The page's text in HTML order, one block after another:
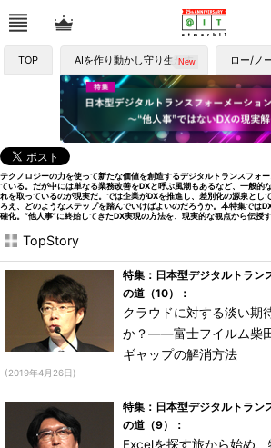
TOP AIを作り動かし守り生かす ロー/ノ
テクノロジーの力を使って新たな価値を創造するデジタルトランスフォ
ている。だが中には単なる業務改善をDXと呼ぶ風潮もあるなど、一般的
れを取っているのが現実だ。では企業がDXを推進し、差別化の源泉とし
ろえ、どのようなステップを踏んでいけばよいのだろうか。本特集では
確化。“他人事”に終始してきたDX実現の方法を、現実的な観点から伝授す
TopStory
特集：日本型デジタルトラン
の道（10）：
クラウドに対する淡い期
か？――富士フイルム柴
ギャップの解消方法
(2019年4月26日)
特集：日本型デジタルトラン
の道（9）：
Excelを探す旅から始め